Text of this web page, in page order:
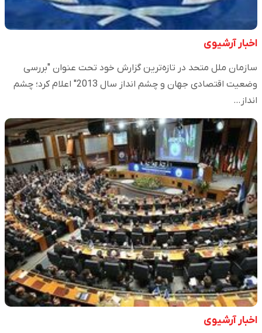
اخبار آرشیوی
سازمان ملل متحد در تازه‌ترین گزارش خود تحت عنوان "بررسی
وضعیت اقتصادی جهان و چشم انداز سال 2013" اعلام کرد؛ چشم
انداز…
اخبار آرشیوی